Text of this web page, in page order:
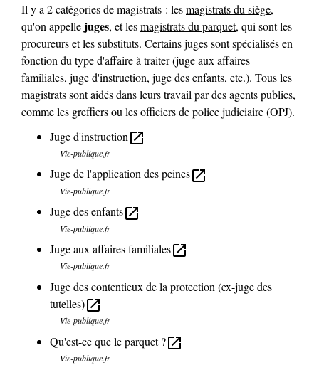
Il y a 2 catégories de magistrats : lesmagistrats du siège,
qu'on appelle juges, et lesmagistrats du parquet, qui sont les
procureurs et les substituts. Certains juges sont spécialisés en
fonction du type d'affaire à traiter (juge aux affaires
familiales, juge d'instruction, juge des enfants, etc.). Tous les
magistrats sont aidés dans leurs travail par des agents publics,
comme les greffiers ou les officiers de police judiciaire (OPJ).
Juge d'instructionopen_in_new
Vie-publique.fr
Juge de l'application des peinesopen_in_new
Vie-publique.fr
Juge des enfantsopen_in_new
Vie-publique.fr
Juge aux affaires familialesopen_in_new
Vie-publique.fr
Juge des contentieux de la protection (ex-juge des
tutelles)open_in_new
Vie-publique.fr
Qu'est-ce que le parquet ?open_in_new
Vie-publique.fr